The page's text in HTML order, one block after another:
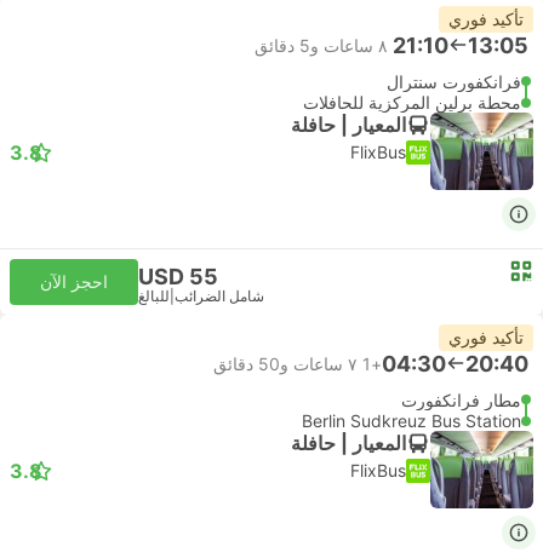
تأكيد فوري
13:05
21:10 ٨ ساعات و‫5 دقائق
فرانكفورت سنترال
محطة برلين المركزية للحافلات
المعيار | حافلة
FlixBus
3.8
USD 55
شامل الضرائب للبالغ
احجز الآن
تأكيد فوري
20:40
04:30
+1
٧ ساعات و‫50 دقائق
مطار فرانكفورت
Berlin Sudkreuz Bus Station
المعيار | حافلة
FlixBus
3.8